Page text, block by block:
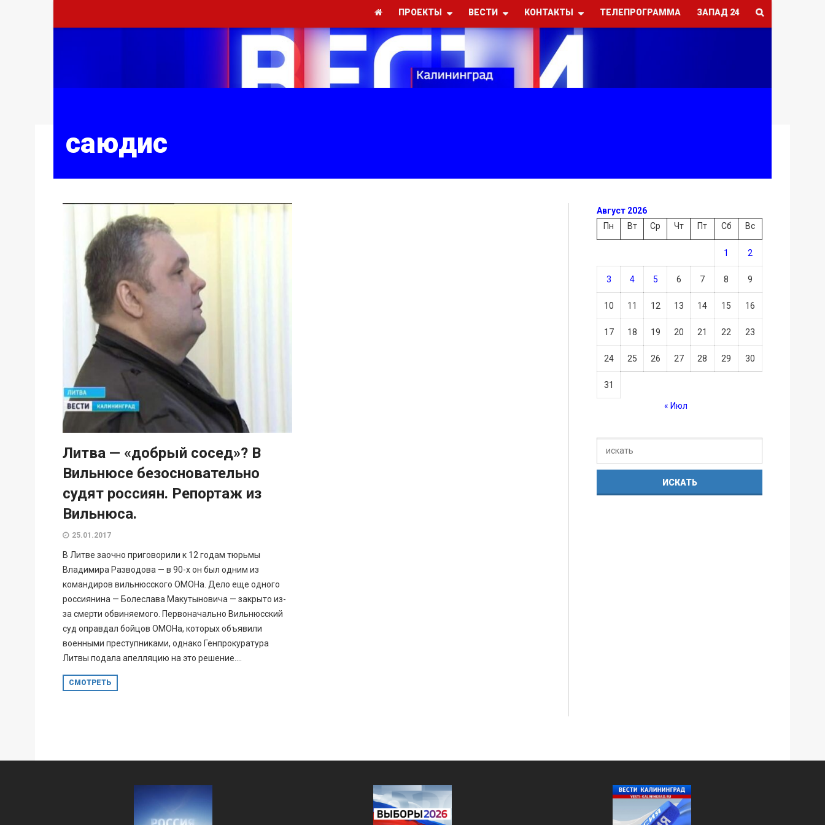
ПРОЕКТЫ ВЕСТИ КОНТАКТЫ ТЕЛЕПРОГРАММА ЗАПАД 24
саюдис
Литва — «добрый сосед»? В
Вильнюсе безосновательно
судят россиян. Репортаж из
Вильнюса.
25.01.2017
В Литве заочно приговорили к 12 годам тюрьмы
Владимира Разводова — в 90-х он был одним из
командиров вильнюсского ОМОНа. Дело еще одного
россиянина — Болеслава Макутыновича — закрыто из-
за смерти обвиняемого. Первоначально Вильнюсский
суд оправдал бойцов ОМОНа, которых объявили
военными преступниками, однако Генпрокуратура
Литвы подала апелляцию на это решение....
СМОТРЕТЬ
Август 2026
Пн
Вт Ср Чт Пт Сб Вс
1 2
3 4 5 6 7 8 9
10 11 12 13 14 15 16
17 18 19 20 21 22 23
24 25 26 27 28 29 30
31
« Июл